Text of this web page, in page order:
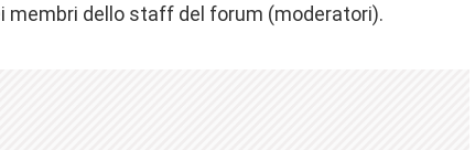
membri dello staff del forum (moderatori).